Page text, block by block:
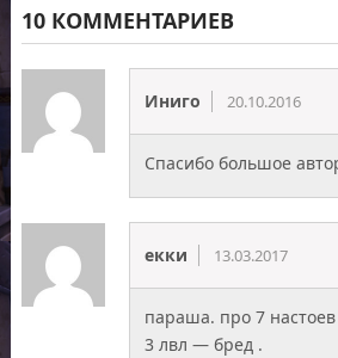
10 КОММЕНТАРИЕВ
Иниго 20.10.2016
Спасибо большое
екки 13.03.2017
параша. про 7
3 лвл — бред .